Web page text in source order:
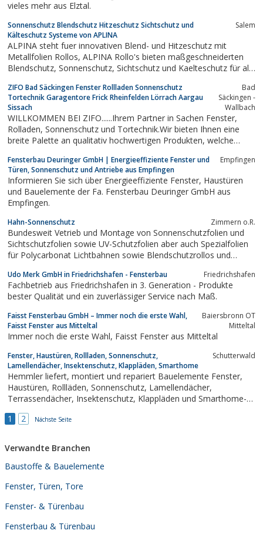
vieles mehr aus Elztal.
Sonnenschutz Blendschutz Hitzeschutz Sichtschutz und
Kälteschutz Systeme von APLINA
Salem
ALPINA steht fuer innovativen Blend- und Hitzeschutz mit
Metallfolien Rollos, ALPINA Rollo's bieten maßgeschneiderten
Blendschutz, Sonnenschutz, Sichtschutz und Kaelteschutz für alle
ZIFO Bad Säckingen Fenster Rollladen Sonnenschutz
Tortechnik Garagentore Frick Rheinfelden Lörrach Aargau
Sissach
Bad
Säckingen -
Wallbach
WILLKOMMEN BEI ZIFO......Ihrem Partner in Sachen Fenster,
Rolladen, Sonnenschutz und Tortechnik.Wir bieten Ihnen eine
breite Palette an qualitativ hochwertigen Produkten, welche
angepasste Lösungen bieten.Zudem bieten wir Ihnen eine
fachmännische Planung (bei Bedarf...
Fensterbau Deuringer GmbH | Energieeffiziente Fenster und
Türen, Sonnenschutz und Antriebe aus Empfingen
Empfingen
Informieren Sie sich über Energieeffiziente Fenster, Haustüren
und Bauelemente der Fa. Fensterbau Deuringer GmbH aus
Empfingen.
Hahn-Sonnenschutz Zimmern o.R.
Bundesweit Vetrieb und Montage von Sonnenschutzfolien und
Sichtschutzfolien sowie UV-Schutzfolien aber auch Spezialfolien
für Polycarbonat Lichtbahnen sowie Blendschutzrollos und
Shop finden Sie eine große Auswahl entsprechender Folien mit
bis zu 10 Jahren Garantie vor. So...
Udo Merk GmbH in Friedrichshafen - Fensterbau Friedrichshafen
Fachbetrieb aus Friedrichshafen in 3. Generation - Produkte
bester Qualität und ein zuverlässiger Service nach Maß.
Faisst Fensterbau GmbH – Immer noch die erste Wahl,
Faisst Fenster aus Mitteltal
Baiersbronn OT
Mitteltal
Immer noch die erste Wahl, Faisst Fenster aus Mitteltal
Fenster, Haustüren, Rollladen, Sonnenschutz,
Lamellendächer, Insektenschutz, Klappläden, Smarthome
Schutterwald
Hemmler liefert, montiert und repariert Bauelemente Fenster,
Haustüren, Rollläden, Sonnenschutz, Lamellendächer,
Terrassendächer, Insektenschutz, Klappläden und Smarthome-
1 2 Nächste Seite
Verwandte Branchen
Baustoffe & Bauelemente
Fenster, Türen, Tore
Fenster- & Türenbau
Fensterbau & Türenbau